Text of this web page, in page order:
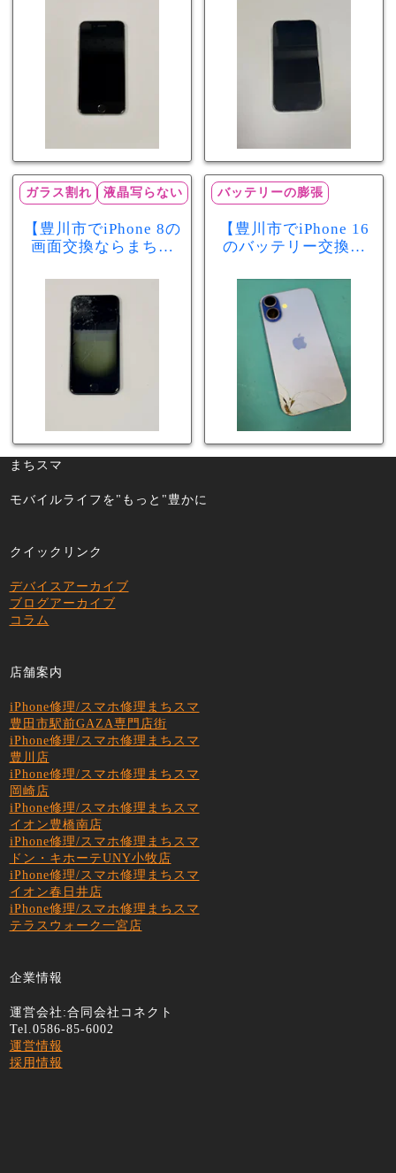
減りが早い症状も当
で復旧するケースも
あります！
ガラス割れ 液晶写らない
【豊川市でiPhone 8の
画面交換ならまちス
れ・液晶不良も当日
60分で修理可能！
バッテリーの膨張
【豊川市でiPhone 16
のバッテリー交換な
少し膨張したバッテ
リーも当日90分で安
心修理！
まちスマ
モバイルライフを"もっと"豊かに
クイックリンク
デバイスアーカイブ
ブログアーカイブ
コラム
店舗案内
iPhone修理/スマホ修理まちスマ
豊田市駅前GAZA専門店街
iPhone修理/スマホ修理まちスマ
豊川店
iPhone修理/スマホ修理まちスマ
岡崎店
iPhone修理/スマホ修理まちスマ
イオン豊橋南店
iPhone修理/スマホ修理まちスマ
ドン・キホーテUNY小牧店
iPhone修理/スマホ修理まちスマ
イオン春日井店
iPhone修理/スマホ修理まちスマ
テラスウォーク一宮店
企業情報
運営会社:合同会社コネクト
Tel.0586-85-6002
運営情報
採用情報